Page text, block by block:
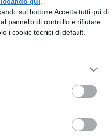
sul bottone Accetta tutti qui di
pannello di controllo e rifiutare
i cookie tecnici di default.
boni é quello
privati a
agli uomini
ceti abbienti ,
caso un
caso tutelare i
, la
romana . Tuttavia
da tempo si